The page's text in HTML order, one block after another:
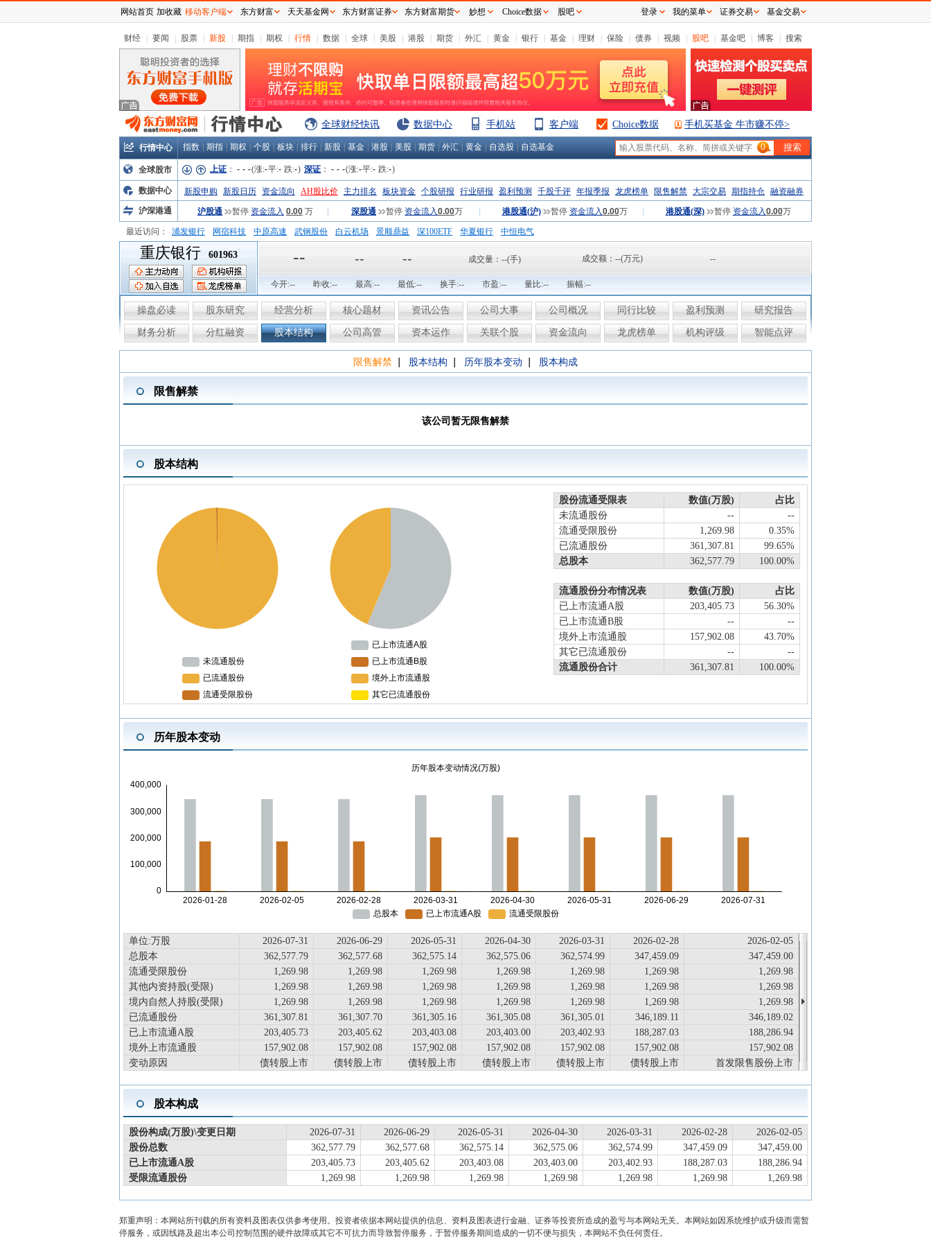
财经 要闻 股票 新股 期指 期权 行情 数据 全球 美股 港股 期货 外汇 黄金 银行 基金 理财 保险 债券 视频 股吧 基金吧 博客 搜索
全球财经快讯 数据中心 手机站 客户端 Choice数据 手机买基金 牛市赚不停>
行情中心 指数 期指 期权 个股 板块 排行 新股 基金 港股 美股 期货 外汇 黄金 自选股 自选基金 0
全球股市 上证 ： - - -(涨:-平:- 跌:-) 深证 ： - - -(涨:-平:- 跌:-)
数据中心 新股申购 新股日历 资金流向 AH股比价 主力排名 板块资金 个股研报 行业研报 盈利预测 千股千评 年报季报 龙虎榜单 限售解禁 大宗交易 期指持仓 融资融券
沪深港通
沪股通 暂停 资金流入 0.00 万 深股通 暂停 资金流入0.00万 港股通(沪) 暂停 资金流入0.00万 港股通(深) 暂停 资金流入0.00万
最近访问： 浦发银行 网宿科技 中原高速 武钢股份 白云机场 景顺鼎益 深100ETF 华夏银行
中恒电气
弘业股份
富临运业
重庆银行 601963 -- -- -- 成交量： --(手) 成交额： --(万元) --
今开:-- 昨收:-- 最高:-- 最低:-- 换手:-- 市盈:-- 量比:-- 振幅:--
操盘必读 股东研究 经营分析 核心题材 资讯公告 公司大事 公司概况 同行比较 盈利预测 研究报告
财务分析 分红融资 股本结构 公司高管 资本运作 关联个股 资金流向 龙虎榜单 机构评级 智能点评
限售解禁 股本结构 历年股本变动 股本构成
限售解禁
该公司暂无限售解禁
股本结构
股份流通受限表 数值(万股)
占比
未流通股份
--
--
流通受限股份
1,269.98
0.35%
已流通股份
361,307.81
99.65%
总股本
362,577.79 100.00%
流通股份分布情况表 数值(万股)
占比
已上市流通A股
203,405.73
56.30%
已上市流通B股
--
--
境外上市流通股
157,902.08
43.70%
其它已流通股份
--
--
流通股份合计
361,307.81 100.00%
历年股本变动
单位:万股 2026-07-31 2026-06-29 2026-05-31 2026-04-30 2026-03-31 2026-02-28
2026-02-05
总股本
362,577.79 362,577.68 362,575.14 362,575.06 362,574.99 347,459.09
347,459.00
流通受限股份
1,269.98 1,269.98 1,269.98 1,269.98 1,269.98 1,269.98
1,269.98
其他内资持股(受限)
1,269.98 1,269.98 1,269.98 1,269.98 1,269.98 1,269.98
1,269.98
境内自然人持股(受限)
1,269.98 1,269.98 1,269.98 1,269.98 1,269.98 1,269.98
1,269.98
已流通股份
361,307.81 361,307.70 361,305.16 361,305.08 361,305.01 346,189.11
346,189.02
已上市流通A股
203,405.73 203,405.62 203,403.08 203,403.00 203,402.93 188,287.03
188,286.94
境外上市流通股
157,902.08 157,902.08 157,902.08 157,902.08 157,902.08 157,902.08
157,902.08
变动原因
债转股上市 债转股上市 债转股上市 债转股上市 债转股上市 债转股上市 首发限售股份上市
股本构成
股份构成(万股)\变更日期 2026-07-31 2026-06-29 2026-05-31 2026-04-30 2026-03-31 2026-02-28
2026-02-05
股份总数
362,577.79 362,577.68 362,575.14 362,575.06 362,574.99 347,459.09
347,459.00
已上市流通A股
203,405.73 203,405.62 203,403.08 203,403.00 203,402.93 188,287.03
188,286.94
受限流通股份
1,269.98 1,269.98 1,269.98 1,269.98 1,269.98 1,269.98 1,269.98
郑重声明：本网站所刊载的所有资料及图表仅供参考使用。投资者依据本网站提供的信息、资料及图表进行金融、证券等投资所造成的盈亏与本网站无关。本网站如因系统维护或升级而需暂
停服务，或因线路及超出本公司控制范围的硬件故障或其它不可抗力而导致暂停服务，于暂停服务期间造成的一切不便与损失，本网站不负任何责任。
网站首页 加收藏 移动客户端 东方财富 天天基金网 东方财富证券 东方财富期货 妙想 Choice数据 股吧 登录 我的菜单 证券交易 基金交易